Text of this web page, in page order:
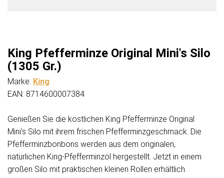
King Pfefferminze Original Mini's Silo
(1305 Gr.)
Marke: King
EAN: 8714600007384
Genießen Sie die köstlichen King Pfefferminze Original
Mini’s Silo mit ihrem frischen Pfefferminzgeschmack. Die
Pfefferminzbonbons werden aus dem originalen,
natürlichen King-Pfefferminzöl hergestellt. Jetzt in einem
großen Silo mit praktischen kleinen Rollen erhältlich.